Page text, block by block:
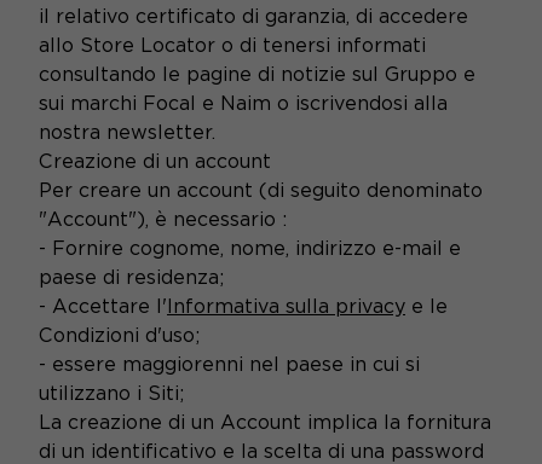
il relativo certificato di garanzia, di accedere
allo Store Locator o di tenersi informati
consultando le pagine di notizie sul Gruppo e
sui marchi Focal e Naim o iscrivendosi alla
nostra newsletter.
Creazione di un account
Per creare un account (di seguito denominato
"Account"), è necessario :
- Fornire cognome, nome, indirizzo e-mail e
paese di residenza;
- Accettare l'Informativa sulla privacy e le
Condizioni d'uso;
- essere maggiorenni nel paese in cui si
utilizzano i Siti;
La creazione di un Account implica la fornitura
di un identificativo e la scelta di una password